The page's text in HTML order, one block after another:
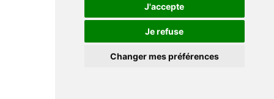
J'accepte
Je refuse
Changer mes préférences